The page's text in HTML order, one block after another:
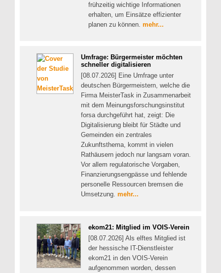
frühzeitig wichtige Informationen
erhalten, um Einsätze effizienter
planen zu können. mehr...
Umfrage: Bürgermeister möchten
schneller digitalisieren
[08.07.2026] Eine Umfrage unter
deutschen Bürgermeistern, welche die
Firma MeisterTask in Zusammenarbeit
mit dem Meinungsforschungsinstitut
forsa durchgeführt hat, zeigt: Die
Digitalisierung bleibt für Städte und
Gemeinden ein zentrales
Zukunftsthema, kommt in vielen
Rathäusern jedoch nur langsam voran.
Vor allem regulatorische Vorgaben,
Finanzierungsengpässe und fehlende
personelle Ressourcen bremsen die
Umsetzung. mehr...
ekom21: Mitglied im VOIS-Verein
[08.07.2026] Als elftes Mitglied ist
der hessische IT-Dienstleister
ekom21 in den VOIS-Verein
aufgenommen worden, dessen